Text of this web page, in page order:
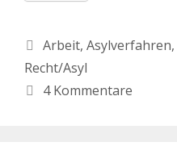
Arbeit, Asylverfahren,
Recht/Asyl
4 Kommentare